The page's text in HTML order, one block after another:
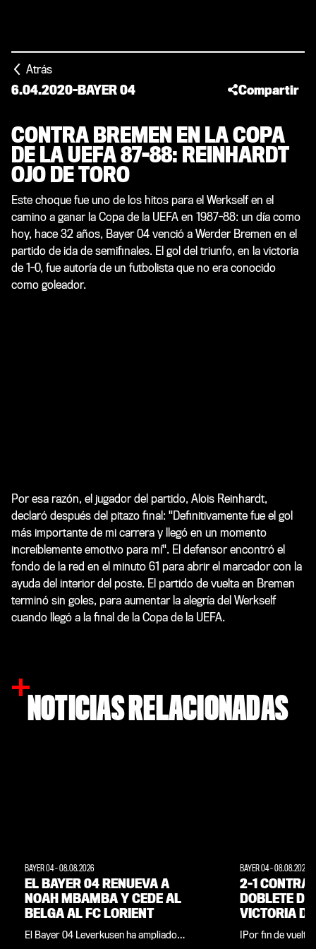
Atrás
6.04.2020-BAYER 04 Compartir
CONTRA BREMEN EN LA COPA
DE LA UEFA 87-88: REINHARDT
OJO DE TORO
Este choque fue uno de los hitos para el Werkself en el
camino a ganar la Copa de la UEFA en 1987-88: un día como
hoy, hace 32 años, Bayer 04 venció a Werder Bremen en el
partido de ida de semifinales. El gol del triunfo, en la victoria
de 1-0, fue autoría de un futbolista que no era conocido
como goleador.
Por esa razón, el jugador del partido, Alois Reinhardt,
declaró después del pitazo final: "Definitivamente fue el gol
más importante de mi carrera y llegó en un momento
increíblemente emotivo para mí". El defensor encontró el
fondo de la red en el minuto 61 para abrir el marcador con la
ayuda del interior del poste. El partido de vuelta en Bremen
terminó sin goles, para aumentar la alegría del Werkself
cuando llegó a la final de la Copa de la UEFA.
NOTICIAS RELACIONADAS
BAYER 04-08.08.2026
EL BAYER 04 RENUEVA A
NOAH MBAMBA Y CEDE AL
BELGA AL FC LORIENT
El Bayer 04 Leverkusen ha ampliado
anticipadamente por un año el contrato
BAYER 04-08.08.2026
2-1 CONTRA
DOBLETE
VICTORIA
LA
TEMPORADA
¡Por fin de
primera vez tras